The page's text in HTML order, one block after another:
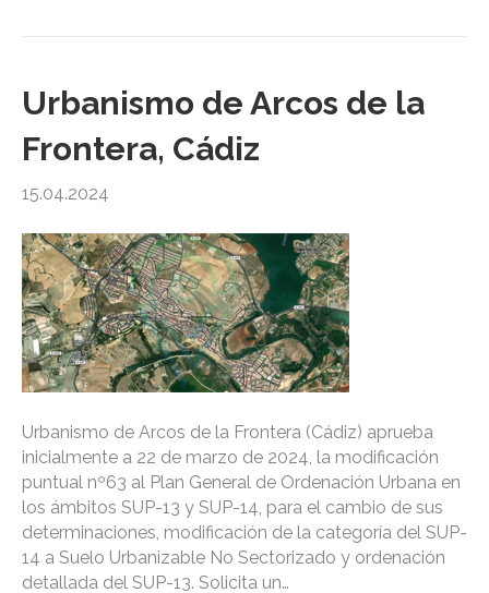
Urbanismo de Arcos de la
Frontera, Cádiz
15.04.2024
Urbanismo de Arcos de la Frontera (Cádiz) aprueba
inicialmente a 22 de marzo de 2024, la modificación
puntual nº63 al Plan General de Ordenación Urbana en
los ámbitos SUP-13 y SUP-14, para el cambio de sus
determinaciones, modificación de la categoría del SUP-
14 a Suelo Urbanizable No Sectorizado y ordenación
detallada del SUP-13. Solicita un…